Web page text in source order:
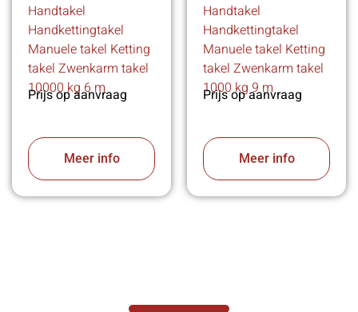
Handtakel
Handkettingtakel
Manuele takel Ketting
takel Zwenkarm takel
10000 kg 6 m
Prijs op aanvraag
Meer info
Handtakel
Handkettingtakel
Manuele takel Ketting
takel Zwenkarm takel
1000 kg 9 m
Prijs op aanvraag
Meer info